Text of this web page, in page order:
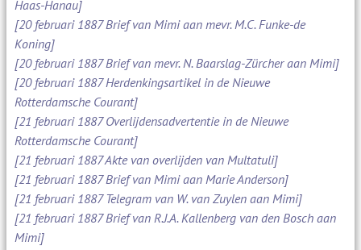
Haas-Hanau]
[20 februari 1887 Brief van Mimi aan mevr. M.C. Funke-de
Koning]
[20 februari 1887 Brief van mevr. N. Baarslag-Zürcher aan Mimi]
[20 februari 1887 Herdenkingsartikel in de Nieuwe
Rotterdamsche Courant]
[21 februari 1887 Overlijdensadvertentie in de Nieuwe
Rotterdamsche Courant]
[21 februari 1887 Akte van overlijden van Multatuli]
[21 februari 1887 Brief van Mimi aan Marie Anderson]
[21 februari 1887 Telegram van W. van Zuylen aan Mimi]
[21 februari 1887 Brief van R.J.A. Kallenberg van den Bosch aan
Mimi]